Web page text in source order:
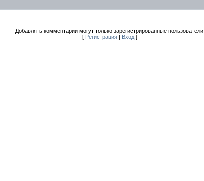
Добавлять комментарии могут только зарегистрированные пользователи.
[ Регистрация | Вход ]